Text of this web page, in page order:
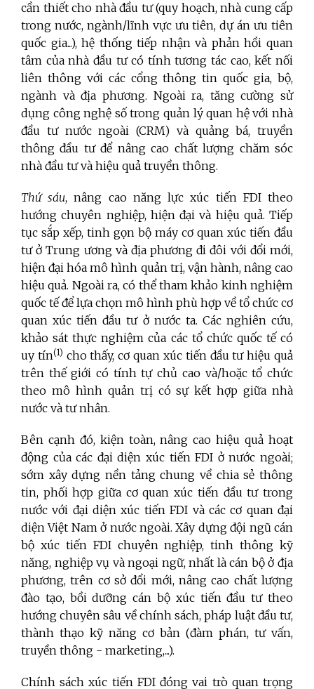
cần thiết cho nhà đầu tư (quy hoạch, nhà cung cấp
trong nước, ngành/lĩnh vực ưu tiên, dự án ưu tiên
quốc gia...), hệ thống tiếp nhận và phản hồi quan
tâm của nhà đầu tư có tính tương tác cao, kết nối
liên thông với các cổng thông tin quốc gia, bộ,
ngành và địa phương. Ngoài ra, tăng cường sử
dụng công nghệ số trong quản lý quan hệ với nhà
đầu tư nước ngoài (CRM) và quảng bá, truyền
thông đầu tư để nâng cao chất lượng chăm sóc
nhà đầu tư và hiệu quả truyền thông.
Thứ sáu, nâng cao năng lực xúc tiến FDI theo
hướng chuyên nghiệp, hiện đại và hiệu quả. Tiếp
tục sắp xếp, tinh gọn bộ máy cơ quan xúc tiến đầu
tư ở Trung ương và địa phương đi đôi với đổi mới,
hiện đại hóa mô hình quản trị, vận hành, nâng cao
hiệu quả. Ngoài ra, có thể tham khảo kinh nghiệm
quốc tế để lựa chọn mô hình phù hợp về tổ chức cơ
quan xúc tiến đầu tư ở nước ta. Các nghiên cứu,
khảo sát thực nghiệm của các tổ chức quốc tế có
uy tín(1) cho thấy, cơ quan xúc tiến đầu tư hiệu quả
trên thế giới có tính tự chủ cao và/hoặc tổ chức
theo mô hình quản trị có sự kết hợp giữa nhà
nước và tư nhân.
Bên cạnh đó, kiện toàn, nâng cao hiệu quả hoạt
động của các đại diện xúc tiến FDI ở nước ngoài;
sớm xây dựng nền tảng chung về chia sẻ thông
tin, phối hợp giữa cơ quan xúc tiến đầu tư trong
nước với đại diện xúc tiến FDI và các cơ quan đại
diện Việt Nam ở nước ngoài. Xây dựng đội ngũ cán
bộ xúc tiến FDI chuyên nghiệp, tinh thông kỹ
năng, nghiệp vụ và ngoại ngữ, nhất là cán bộ ở địa
phương, trên cơ sở đổi mới, nâng cao chất lượng
đào tạo, bồi dưỡng cán bộ xúc tiến đầu tư theo
hướng chuyên sâu về chính sách, pháp luật đầu tư,
thành thạo kỹ năng cơ bản (đàm phán, tư vấn,
truyền thông - marketing,...).
Chính sách xúc tiến FDI đóng vai trò quan trọng